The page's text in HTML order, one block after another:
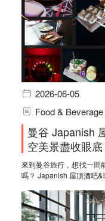
2026-06-05
Food & Beverage
曼谷 Japanish
空美景盡收眼底
來到曼谷旅行，想找一間
嗎？ Japanish 屋頂酒吧